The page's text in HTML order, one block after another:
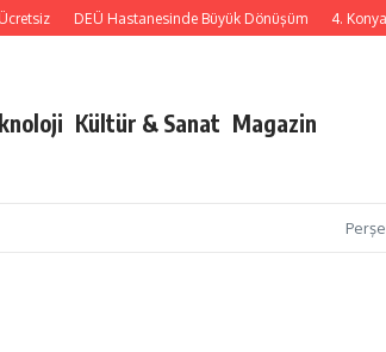
DEÜ Hastanesinde Büyük Dönüşüm 4. Konya
Kültür & Sanat Magazin